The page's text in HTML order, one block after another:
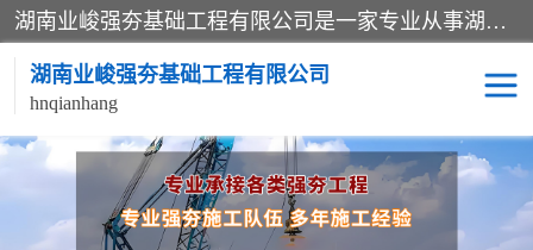
湖南业峻强夯基础工程有限公司是一家专业从事湖南强夯基础工程、强夯机租赁，地基处理的施工单位。业务覆盖：湖南、广东，江西等地。可承接1000KN.m-25000KN.m强夯（置换）工程。公司创始人是国内较早期从事强夯施工的建设者，经过多年的一步一个脚印的发展，在行业内具有较高的度和良好的口碑。
湖南业峻强夯基础工程有限公司
hnqianhang
强夯施工案例 强夯机租赁